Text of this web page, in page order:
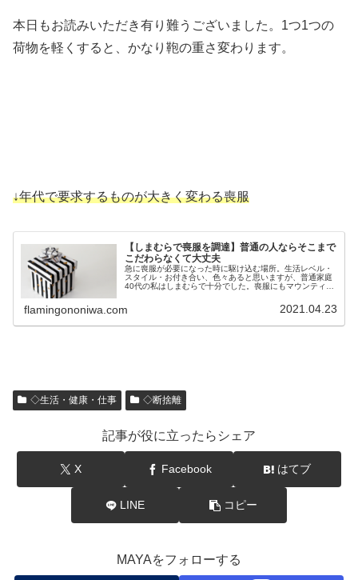
本日もお読みいただき有り難うございました。1つ1つの
荷物を軽くすると、かなり鞄の重さ変わります。
↓年代で要求するものが大きく変わる喪服
【しまむらで喪服を調達】普通の人ならそこまで
こだわらなくて大丈夫
急に喪服が必要になった時に駆け込む場所。生活レベル・
スタイル・お付き合い、色々あると思いますが、普通家庭
40代の私はしまむらで十分でした。喪服にもマウンティン
flamingononiwa.com 2021.04.23
◇生活・健康・仕事 ◇断捨離
記事が役に立ったらシェア
X Facebook はてブ
LINE コピー
MAYAをフォローする